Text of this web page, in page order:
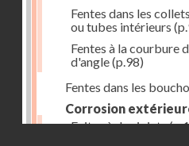
Fentes dans les
ou tubes intérieurs
Fentes à la courbure
d'angle(p.98)
Fentes dans les
Corrosion
Fuites à des joints